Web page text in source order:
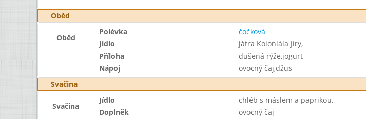
Oběd
Oběd
Polévka čočková
Jídlo
játra Koloniála Jíry,
Příloha
dušená rýže,jogurt
Nápoj
ovocný čaj,džus
Svačina
Svačina
Jídlo chléb s máslem a paprikou,
Doplněk
ovocný čaj